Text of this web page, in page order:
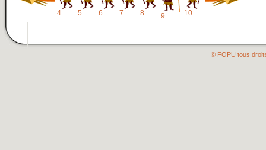
4 5 6 7 8 9 10
© FOPU tous